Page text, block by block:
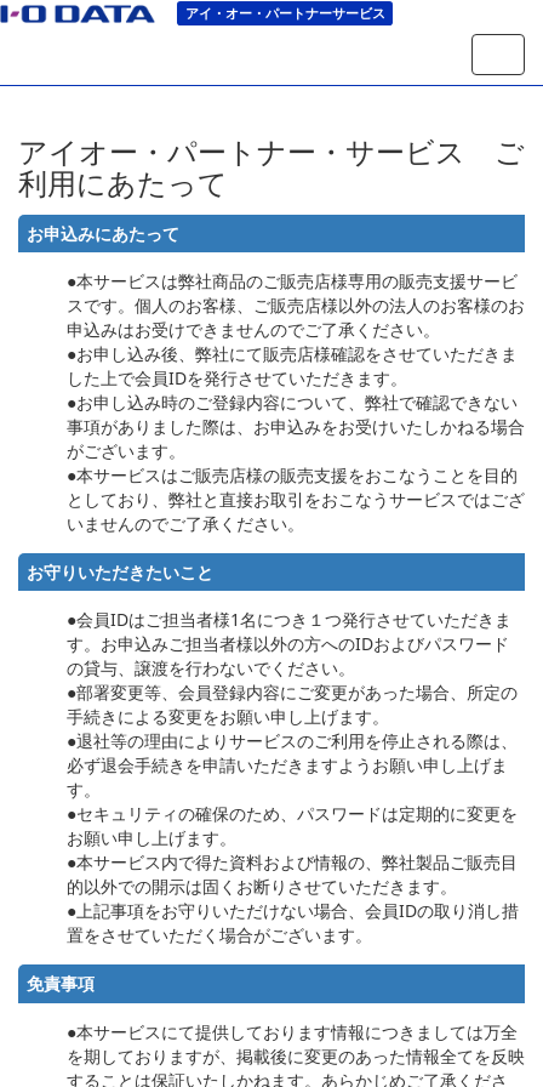
アイ・オー・パートナーサービス
ビ
ョ
切
え
アイオー・パートナー・サービス ご
利用にあたって
お申込みにあたって
●本サービスは弊社商品のご販売店様専用の販売支援サービ
スです。個人のお客様、ご販売店様以外の法人のお客様のお
申込みはお受けできませんのでご了承ください。
●お申し込み後、弊社にて販売店様確認をさせていただきま
した上で会員IDを発行させていただきます。
●お申し込み時のご登録内容について、弊社で確認できない
事項がありました際は、お申込みをお受けいたしかねる場合
がございます。
●本サービスはご販売店様の販売支援をおこなうことを目的
としており、弊社と直接お取引をおこなうサービスではござ
いませんのでご了承ください。
お守りいただきたいこと
●会員IDはご担当者様1名につき１つ発行させていただきま
す。お申込みご担当者様以外の方へのIDおよびパスワード
の貸与、譲渡を行わないでください。
●部署変更等、会員登録内容にご変更があった場合、所定の
手続きによる変更をお願い申し上げます。
●退社等の理由によりサービスのご利用を停止される際は、
必ず退会手続きを申請いただきますようお願い申し上げま
す。
●セキュリティの確保のため、パスワードは定期的に変更を
お願い申し上げます。
●本サービス内で得た資料および情報の、弊社製品ご販売目
的以外での開示は固くお断りさせていただきます。
●上記事項をお守りいただけない場合、会員IDの取り消し措
置をさせていただく場合がございます。
免責事項
●本サービスにて提供しております情報につきましては万全
を期しておりますが、掲載後に変更のあった情報全てを反映
することは保証いたしかねます。あらかじめご了承くださ